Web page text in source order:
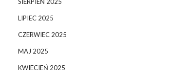
LIPIEC 2025
CZERWIEC 2025
MAJ 2025
KWIECIEŃ 2025